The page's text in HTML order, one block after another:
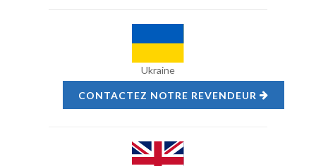
Ukraine
CONTACTEZ NOTRE REVENDEUR